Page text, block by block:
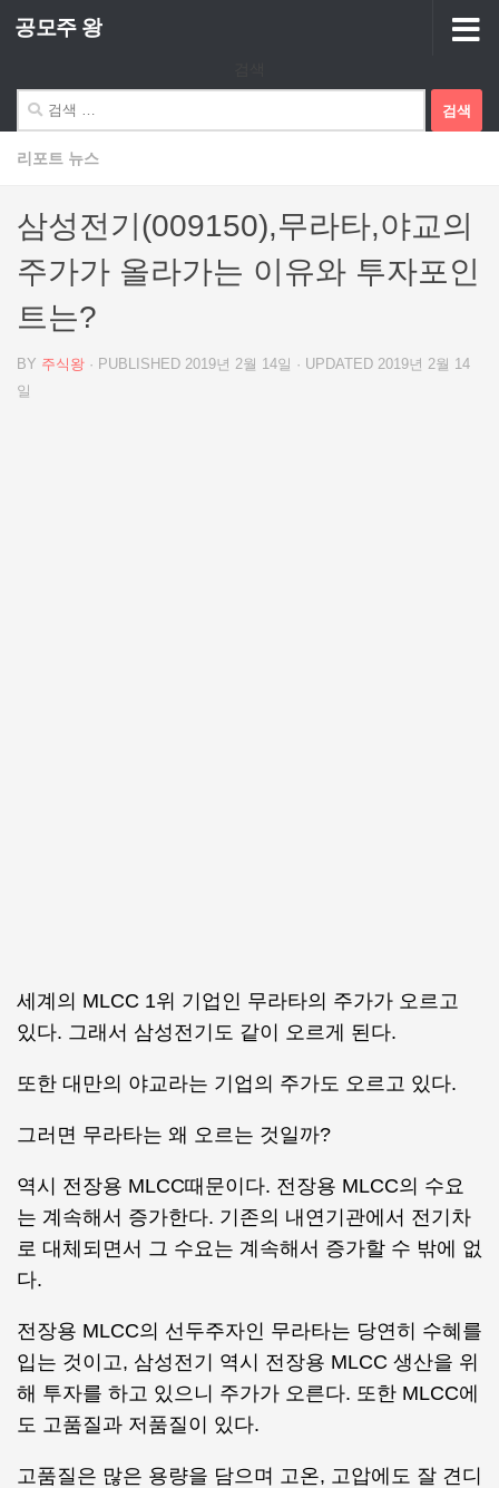
Skip to content
공모주 왕
색:
리포트 뉴스
삼성전기(009150),무라타,야교의
주가가 올라가는 이유와 투자포인
트는?
BY 주식왕 · PUBLISHED 2019년 2월 14일 · UPDATED 2019년 2월 14
일
세계의 MLCC 1위 기업인 무라타의 주가가 오르고
있다. 그래서 삼성전기도 같이 오르게 된다.
또한 대만의 야교라는 기업의 주가도 오르고 있다.
그러면 무라타는 왜 오르는 것일까?
역시 전장용 MLCC때문이다. 전장용 MLCC의 수요
는 계속해서 증가한다. 기존의 내연기관에서 전기차
로 대체되면서 그 수요는 계속해서 증가할 수 밖에 없
다.
전장용 MLCC의 선두주자인 무라타는 당연히 수혜를
입는 것이고, 삼성전기 역시 전장용 MLCC 생산을 위
해 투자를 하고 있으니 주가가 오른다. 또한 MLCC에
도 고품질과 저품질이 있다.
고품질은 많은 용량을 담으며 고온, 고압에도 잘 견디